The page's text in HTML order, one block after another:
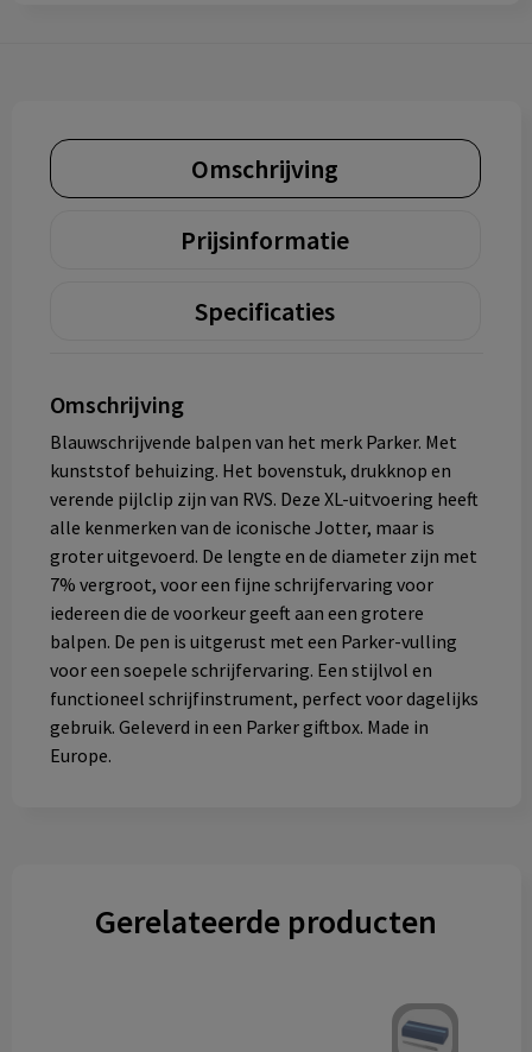
Omschrijving
Prijsinformatie
Specificaties
Omschrijving
Blauwschrijvende balpen van het merk Parker. Met
kunststof behuizing. Het bovenstuk, drukknop en
verende pijlclip zijn van RVS. Deze XL-uitvoering heeft
alle kenmerken van de iconische Jotter, maar is
groter uitgevoerd. De lengte en de diameter zijn met
7% vergroot, voor een fijne schrijfervaring voor
iedereen die de voorkeur geeft aan een grotere
balpen. De pen is uitgerust met een Parker-vulling
voor een soepele schrijfervaring. Een stijlvol en
functioneel schrijfinstrument, perfect voor dagelijks
gebruik. Geleverd in een Parker giftbox. Made in
Europe.
Gerelateerde producten